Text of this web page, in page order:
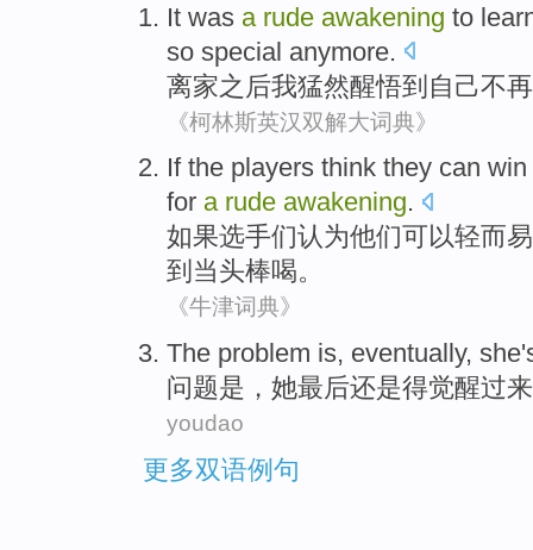
It was a rude awakening to
so special anymore.
离家之后我猛然醒悟到 自己不再
《柯林斯英汉双解大词典》
If the players think they can win
for a rude awakening.
如果选手们认为他们可以轻而
到 当头棒喝。
《牛津词典》
The problem is, eventually, she
问题是 ， 她最后还是得觉醒过
youdao
更多双语例句